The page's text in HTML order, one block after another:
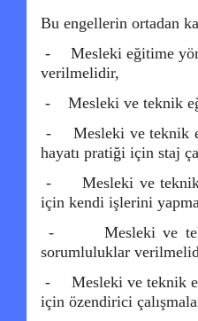
Bu engellerin ortadan
-
Mesleki eğitime
verilmelidir,
-
Mesleki ve teknik
-
Mesleki ve teknik
hayatı pratiği için staj
-
Mesleki ve
için kendi işlerini
-
Mesleki ve
sorumluluklar
-
Mesleki ve teknik
için özendirici